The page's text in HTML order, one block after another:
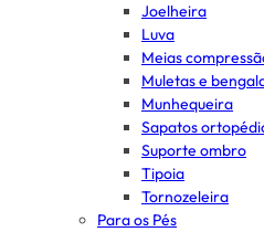
Joelheira
Luva
Meias
Muletas e
Munhequeira
Sapatos
Suporte ombro
Tipoia
Tornozeleira
Para os Pés